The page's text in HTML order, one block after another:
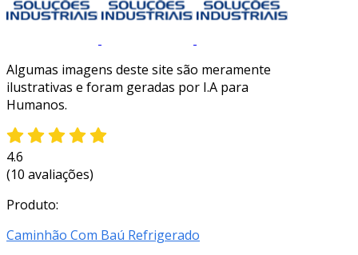
Algumas imagens deste site são meramente
ilustrativas e foram geradas por I.A para
Humanos.
4.6
(10 avaliações)
Produto:
Caminhão Com Baú Refrigerado